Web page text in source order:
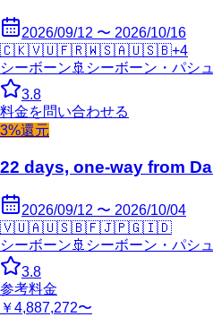
2026/09/12 〜 2026/10/16
🇨🇰🇻🇺🇫🇷🇼🇸🇦🇺🇸🇧+4
シーボーン 🚢 シーボーン・パシ
3.8
料金を問い合わせる
3%還元
22 days, one-way from
2026/09/12 〜 2026/10/04
🇻🇺🇦🇺🇸🇧🇫🇯🇵🇬🇮🇩
シーボーン 🚢 シーボーン・パシ
3.8
参考料金
￥4,887,272〜